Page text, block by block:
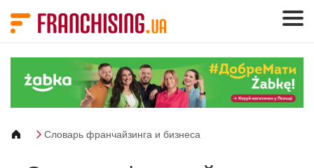
Словарь франчайзинга и бизнеса